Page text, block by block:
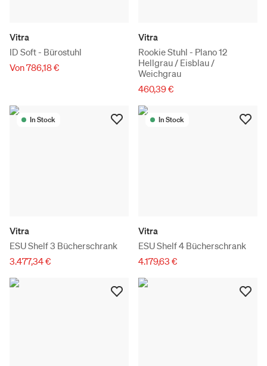
Vitra
ID Soft - Bürostuhl
Von 786,18 €
Vitra
Rookie Stuhl - Plano 12
Hellgrau / Eisblau /
Weichgrau
460,39 €
In Stock
Vitra
ESU Shelf 3 Bücherschrank
3.477,34 €
In Stock
Vitra
ESU Shelf 4 Bücherschrank
4.179,63 €